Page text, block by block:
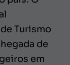
Turismo
de
em